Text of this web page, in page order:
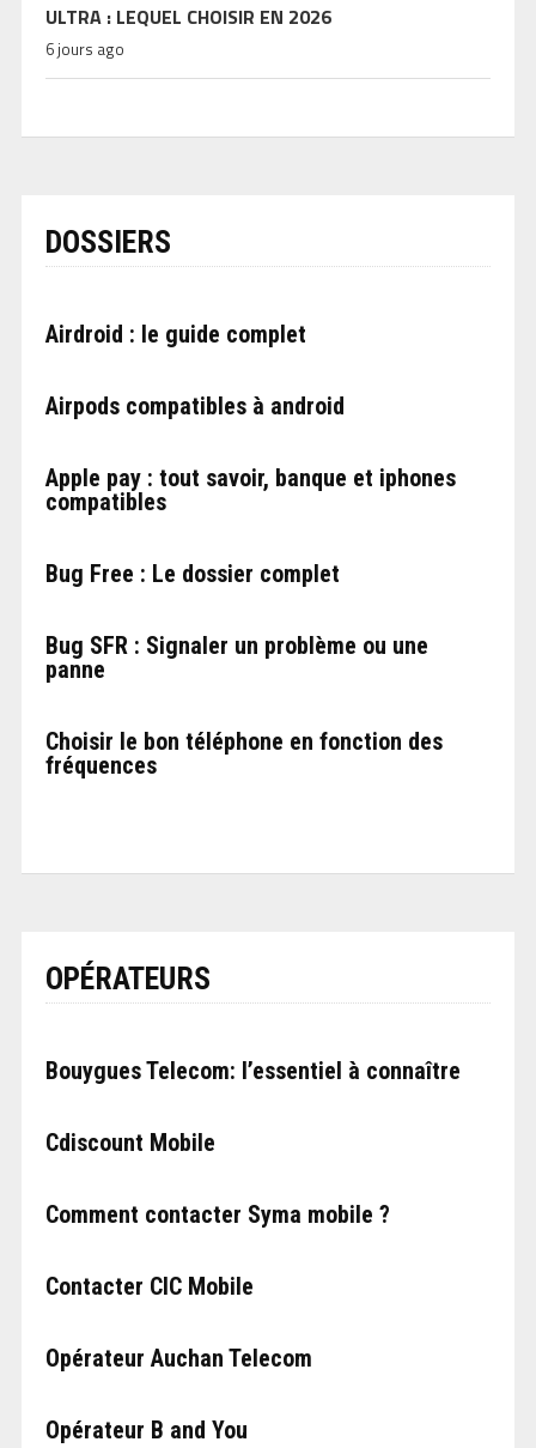
ULTRA : LEQUEL CHOISIR EN 2026
6 jours ago
DOSSIERS
Airdroid : le guide complet
Airpods compatibles à android
Apple pay : tout savoir, banque et iphones
compatibles
Bug Free : Le dossier complet
Bug SFR : Signaler un problème ou une
panne
Choisir le bon téléphone en fonction des
fréquences
OPÉRATEURS
Bouygues Telecom: l’essentiel à connaître
Cdiscount Mobile
Comment contacter Syma mobile ?
Contacter CIC Mobile
Opérateur Auchan Telecom
Opérateur B and You